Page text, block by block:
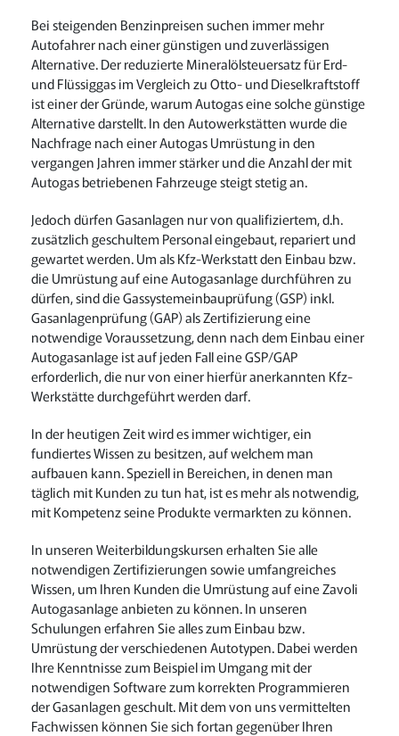
Bei steigenden Benzinpreisen suchen immer mehr
Autofahrer nach einer günstigen und zuverlässigen
Alternative. Der reduzierte Mineralölsteuersatz für Erd-
und Flüssiggas im Vergleich zu Otto- und Dieselkraftstoff
ist einer der Gründe, warum Autogas eine solche günstige
Alternative darstellt. In den Autowerkstätten wurde die
Nachfrage nach einer Autogas Umrüstung in den
vergangen Jahren immer stärker und die Anzahl der mit
Autogas betriebenen Fahrzeuge steigt stetig an.
Jedoch dürfen Gasanlagen nur von qualifiziertem, d.h.
zusätzlich geschultem Personal eingebaut, repariert und
gewartet werden. Um als Kfz-Werkstatt den Einbau bzw.
die Umrüstung auf eine Autogasanlage durchführen zu
dürfen, sind die Gassystemeinbauprüfung (GSP) inkl.
Gasanlagenprüfung (GAP) als Zertifizierung eine
notwendige Voraussetzung, denn nach dem Einbau einer
Autogasanlage ist auf jeden Fall eine GSP/GAP
erforderlich, die nur von einer hierfür anerkannten Kfz-
Werkstätte durchgeführt werden darf.
In der heutigen Zeit wird es immer wichtiger, ein
fundiertes Wissen zu besitzen, auf welchem man
aufbauen kann. Speziell in Bereichen, in denen man
täglich mit Kunden zu tun hat, ist es mehr als notwendig,
mit Kompetenz seine Produkte vermarkten zu können.
In unseren Weiterbildungskursen erhalten Sie alle
notwendigen Zertifizierungen sowie umfangreiches
Wissen, um Ihren Kunden die Umrüstung auf eine Zavoli
Autogasanlage anbieten zu können. In unseren
Schulungen erfahren Sie alles zum Einbau bzw.
Umrüstung der verschiedenen Autotypen. Dabei werden
Ihre Kenntnisse zum Beispiel im Umgang mit der
notwendigen Software zum korrekten Programmieren
der Gasanlagen geschult. Mit dem von uns vermittelten
Fachwissen können Sie sich fortan gegenüber Ihren